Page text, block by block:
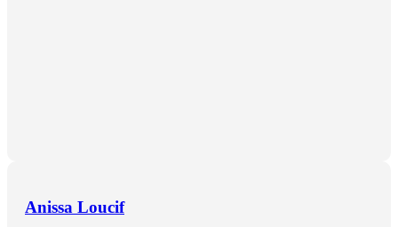
Anissa Loucif